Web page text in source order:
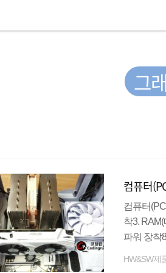
그
컴퓨터
컴퓨터
착3.
파워 장착
HW&SW제